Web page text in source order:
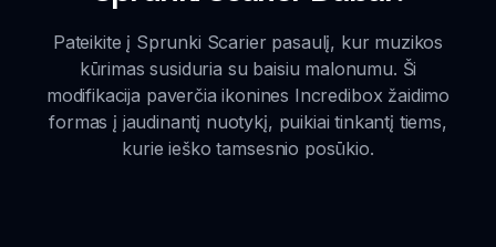
Pateikite į Sprunki Scarier pasaulį, kur muzikos
kūrimas susiduria su baisiu malonumu. Ši
modifikacija paverčia ikonines Incredibox žaidimo
formas į jaudinantį nuotykį, puikiai tinkantį tiems,
kurie ieško tamsesnio posūkio.